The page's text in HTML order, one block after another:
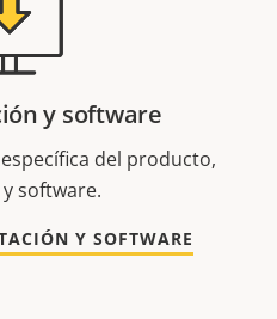
y software
del producto,
software.
Y SOFTWARE